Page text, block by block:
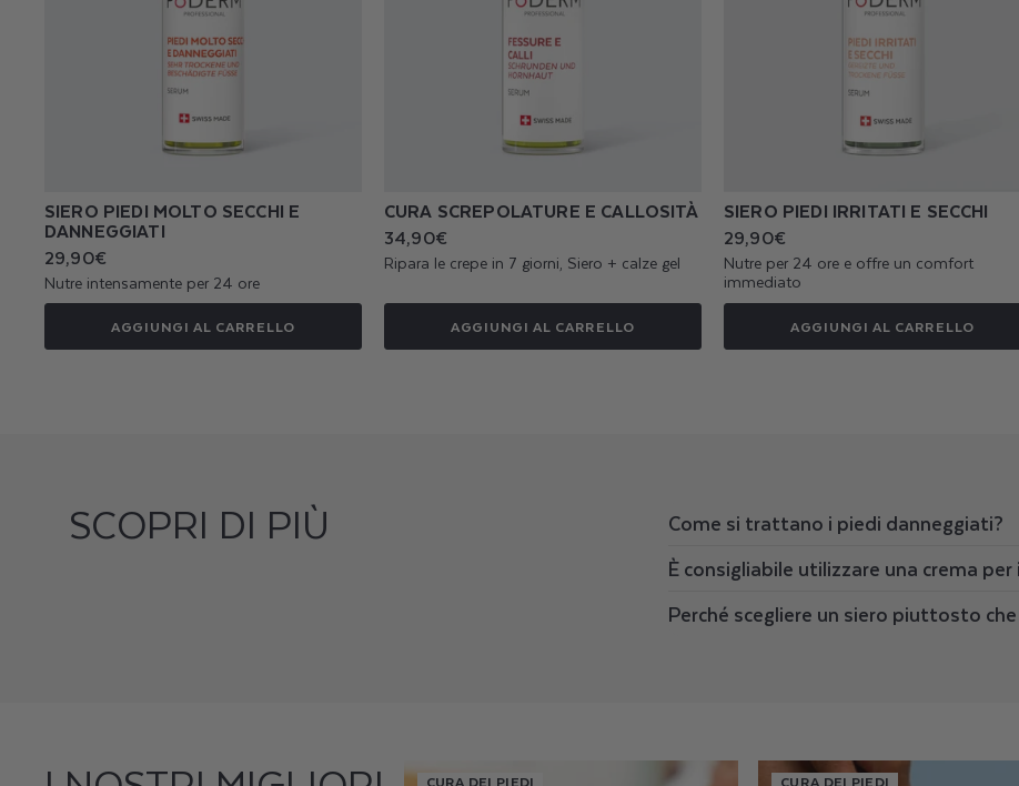
SIERO PIEDI MOLTO SECCHI E
DANNEGGIATI
Prezzo
di
listino
29,90€
Nutre intensamente per 24 ore
AGGIUNGI AL CARRELLO
CURA SCREPOLATURE E CALLOSITÀ
Prezzo
di
listino
34,90€
Ripara le crepe in 7 giorni, Siero + calze gel
AGGIUNGI AL CARRELLO
SIERO PIEDI IRRITATI E SECCHI
Prezzo
di
listino
29,90€
Nutre per 24 ore e offre un comfort
immediato
AGGIUNGI AL CARRELLO
SCOPRI DI PIÙ
Come si trattano i piedi danneggiati?
È consigliabile utilizzare una crema per
Perché scegliere un siero piuttosto